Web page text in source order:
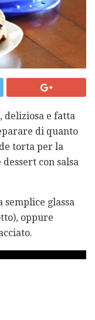
e fatta
di quanto
torta per la
con salsa
semplice glassa
oppure